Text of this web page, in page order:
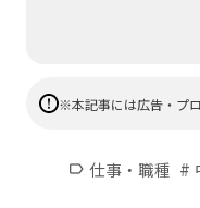
※本記事には広告・プ
label 仕事・職種 #